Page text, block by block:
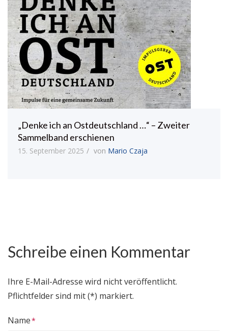
„Denke ich an Ostdeutschland …“ – Zweiter
Sammelband erschienen
15. September 2025 von Mario Czaja
Schreibe einen Kommentar
Ihre E-Mail-Adresse wird nicht veröffentlicht.
Pflichtfelder sind mit (*) markiert.
Name